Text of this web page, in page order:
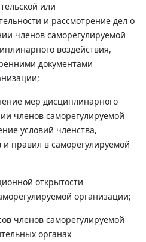
или
и рассмотрение дел о
членов саморегулируемой
воздействия,
документами
мер дисциплинарного
членов саморегулируемой
условий членства,
и правил в саморегулируемой
открытости
организации;
членов саморегулируемой
органах